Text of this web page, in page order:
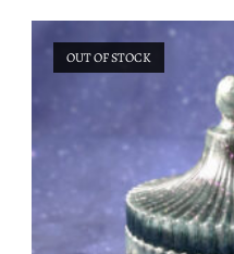
OUT OF STOCK